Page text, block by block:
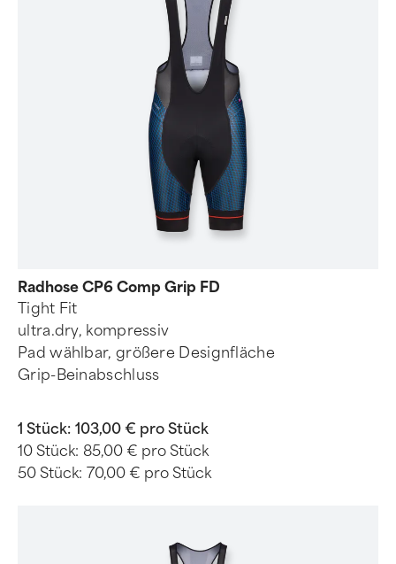
Radhose CP6 Comp Grip FD
Tight Fit
ultra.dry, kompressiv
Pad wählbar, größere Designfläche
Grip-Beinabschluss
1 Stück: 103,00 € pro Stück
10 Stück: 85,00 € pro Stück
50 Stück: 70,00 € pro Stück